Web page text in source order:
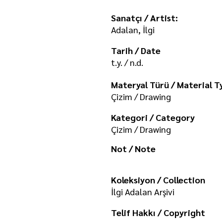
Sanatçı / Artist:
Adalan, İlgi
Tarih / Date
t.y. / n.d.
Materyal Türü / Material
Çizim / Drawing
Kategori / Category
Çizim / Drawing
Not / Note
Koleksiyon / Collection
İlgi Adalan Arşivi
Telif Hakkı / Copyright